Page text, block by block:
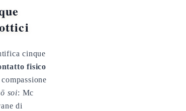
cinque
fisico
soi: Mc
di